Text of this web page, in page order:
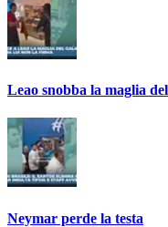
Leao snobba la maglia
Neymar perde la testa